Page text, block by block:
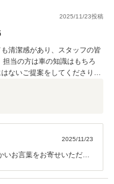
2025/11/23投稿
清潔感があり、スタッフの皆
ないご提案をしてくださりと
きるお店です。
2025/11/23
いお言葉をお寄せいただき
変嬉しく拝見いたしまし